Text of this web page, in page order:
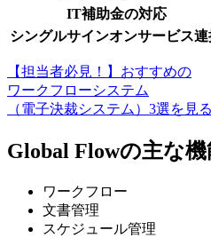
IT補助金の対応
シングルサインオンサービス連
【担当者必見！】おすすめの
ワークフローシステム
（電子決裁システム）3選を見る
Global Flowの主な
ワークフロー
文書管理
スケジュール管理